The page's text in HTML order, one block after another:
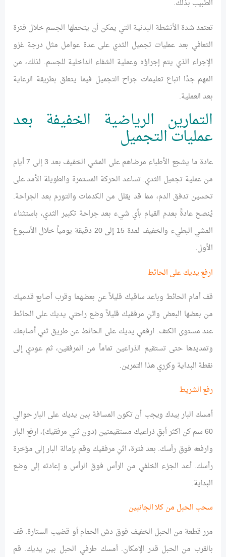
الطبيب بذلك.
تعتمد شدة الأنشطة البدنية التي يمكن أن يتحملها الجسم خلال فترة
التعافي بعد عمليات تجميل الثدي على عدة عوامل مثل درجة غزو
الإجراء الذي يتم إجراؤه وعملية الشفاء الداخلية للجسم. لذلك، من
المهم جدًا اتباع تعليمات جراح التجميل فيما يتعلق بطريقة الرعاية
بعد العملية.
التمارين الرياضية الخفيفة بعد
عمليات التجميل
عادة ما يشجع الأطباء مرضاهم على المشي الخفيف بعد 3 إلى 7 أيام
من عملية تجميل الثدي. تساعد الحركة المستمرة والطويلة الأمد على
تحسين تدفق الدم، مما قد يقلل من الكدمات والتورم بعد الجراحة.
يُنصح عادةً بعدم القيام بأي شيء بعد جراحة تكبير الثدي، باستثناء
المشي البطيء والخفيف لمدة 15 إلى 20 دقيقة يومياً خلال الأسبوع
الأول.
ارفع يديك على الحائط
قف أمام الحائط وباعد ساقيك قليلاً عن بعضهما وقرب أصابع قدميك
من بعضها البعض واثنِ مرفقيك قليلاً وضع راحتي يديك على الحائط
عند مستوى الكتف. ارفعي يديك على الحائط عن طريق ثني أصابعك
وتمديدها حتى تستقيم الذراعين تماماً من المرفقين، ثم عودي إلى
نقطة البداية وكرري هذا التمرين.
رفع الشريط
أمسك البار بيدك ويجب أن تكون المسافة بين يديك على البار حوالي
60 سم كن اكثر أبقِ ذراعيك مستقيمتين (دون ثني مرفقيك)، ارفع البار
وارفعه فوق رأسك. بعد فترة، اثنِ مرفقيك وقم بإمالة البار إلى مؤخرة
رأسك. أعد الجزء الخلفي من الرأس فوق الرأس و إعادته إلى وضع
البداية.
سحب الحبل من كلا الجانبين
مرر قطعة من الحبل الخفيف فوق دش الحمام أو قضيب الستارة. قف
بالقرب من الحبل قدر الإمكان. أمسك طرفي الحبل بين يديك. قم